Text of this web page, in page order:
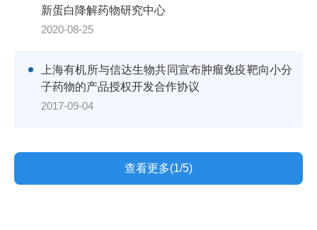
新蛋白降解药物研究中心
2020-08-25
上海有机所与信达生物共同宣布肿瘤免疫靶向小分
子药物的产品授权开发合作协议
2017-09-04
查看更多(1/5)